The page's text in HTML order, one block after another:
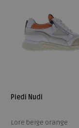
Piedi Nudi
Lore beige orange